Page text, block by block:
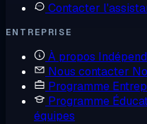
Contacter
ENTREPRISE
À propos
Nous contacter
Programme
Programme
équipes